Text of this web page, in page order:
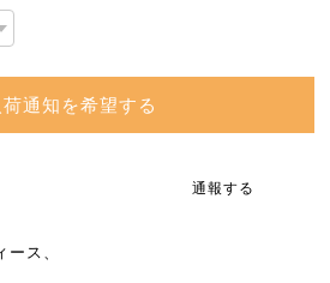
通知を希望する
通報する
ス、